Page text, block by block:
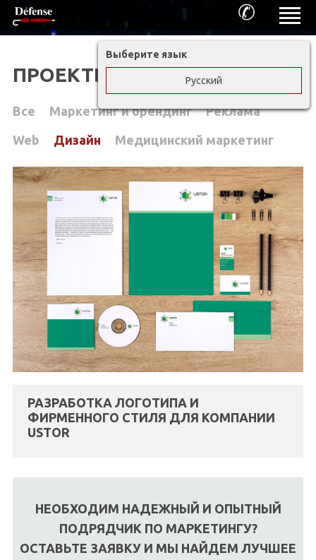
✆
ПРОЕКТЫ DEFENSE
Все Маркетинг и брендинг Реклама
Web Дизайн Медицинский маркетинг
РАЗРАБОТКА ЛОГОТИПА И
ФИРМЕННОГО СТИЛЯ ДЛЯ КОМПАНИИ
USTOR
НЕОБХОДИМ НАДЕЖНЫЙ И ОПЫТНЫЙ
ПОДРЯДЧИК ПО МАРКЕТИНГУ?
ОСТАВЬТЕ ЗАЯВКУ И МЫ НАЙДЕМ ЛУЧШЕЕ
Выберите язык
Русский